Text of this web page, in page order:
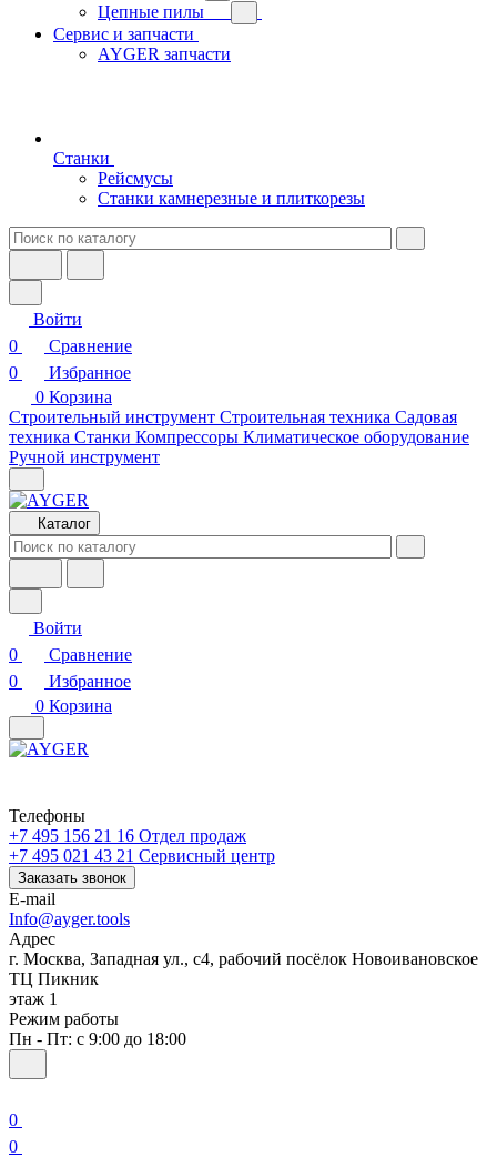
Цепные пилы
Сервис и запчасти
AYGER запчасти
Станки
Рейсмусы
Станки камнерезные и плиткорезы
Войти
0
Сравнение
0
Избранное
0 Корзина
Строительный инструмент Строительная техника Садовая
техника Станки Компрессоры Климатическое оборудование
Ручной инструмент
Каталог
Войти
0
Сравнение
0
Избранное
0 Корзина
Телефоны
+7 495 156 21 16 Отдел продаж
+7 495 021 43 21 Cервисный центр
Заказать звонок
E-mail
Info@ayger.tools
Адрес
г. Москва, Западная ул., с4, рабочий посёлок Новоивановское
ТЦ Пикник
этаж 1
Режим работы
Пн - Пт: с 9:00 до 18:00
0
0